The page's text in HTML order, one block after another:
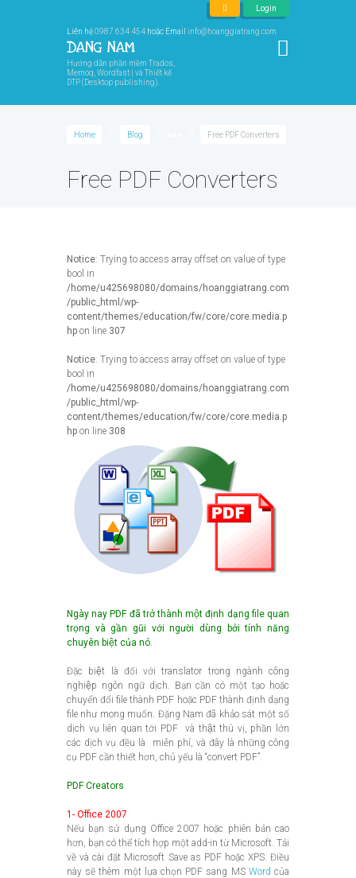
Login
Liên hệ0987 634 454 hoặc Email info@hoanggiatrang.com
Hướng dẫn phần mềm Trados,
Memoq, Wordfast | và Thiết kế
DTP (Desktop publishing).
Home Blog Free PDF Converters
Free PDF Converters
Notice: Trying to access array offset on value of type
bool in
/home/u425698080/domains/hoanggiatrang.com
/public_html/wp-
content/themes/education/fw/core/core.media.p
hp on line 307
Notice: Trying to access array offset on value of type
bool in
/home/u425698080/domains/hoanggiatrang.com
/public_html/wp-
content/themes/education/fw/core/core.media.p
hp on line 308
Ngày nay PDF đã trở thành một định dạng file quan
trọng và gần gũi với người dùng bởi tính năng
chuyên biệt của nó.
Đặc biệt là đối với translator trong ngành công
nghiệp ngôn ngữ dịch. Bạn cần có một tạo hoặc
chuyển đổi file thành PDF hoặc PDF thành định dạng
file như mong muốn. Đặng Nam đã khảo sát một số
dịch vụ liên quan tới PDF và thật thú vị, phần lớn
các dịch vụ đều là miễn phí, và đây là những công
cụ PDF cần thiết hơn, chủ yếu là “convert PDF”.
PDF Creators
1- Office 2007
Nếu bạn sử dụng Office 2007 hoặc phiên bản cao
hơn, bạn có thể tích hợp một add-in từ Microsoft. Tải
về và cài đặt Microsoft Save as PDF hoặc XPS. Điều
này sẽ thêm một lựa chọn PDF sang MS Word của